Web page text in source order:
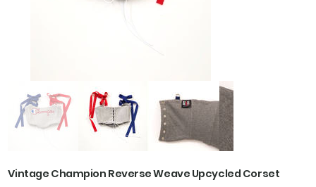
Vintage Champion Reverse Weave Upcycled Corset